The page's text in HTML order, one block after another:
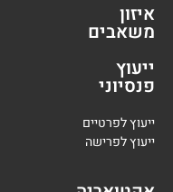
איזון
משאבים
ייעוץ
פנסיוני
ייעוץ לפרטיים
ייעוץ לפרישה